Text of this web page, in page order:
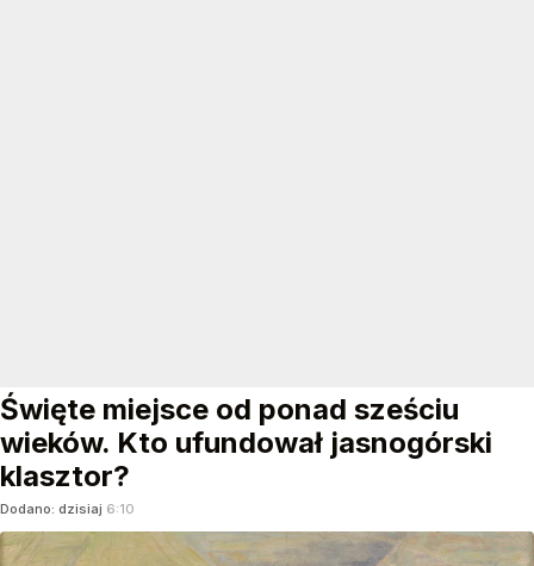
Święte miejsce od ponad sześciu
wieków. Kto ufundował jasnogórski
klasztor?
Dodano: dzisiaj 6:10